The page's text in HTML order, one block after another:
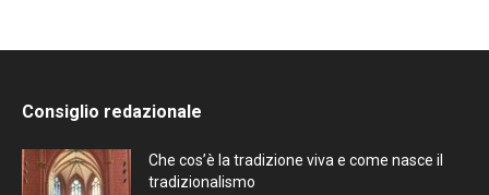
Consiglio redazionale
Che cos’è la tradizione viva e come nasce il
tradizionalismo